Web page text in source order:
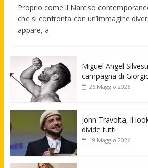
Proprio come il Narciso
che si confronta con un’immagine
appare, a
Miguel Angel
campagna di
26 Maggio 2026
John Travolta, il
divide tutti
19 Maggio 2026